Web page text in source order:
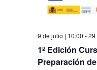
9 de julio | 10:00 -29
1ª Edición
Preparación